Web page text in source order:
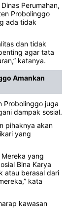
Perumahan,
Probolinggo
ada tidak
dan tidak
agar tata
katanya.
Amankan
Probolinggo juga
dampak sosial.
pihaknya akan
yang
yang
Bina Karya
atau berasal dari
kata
kawasan